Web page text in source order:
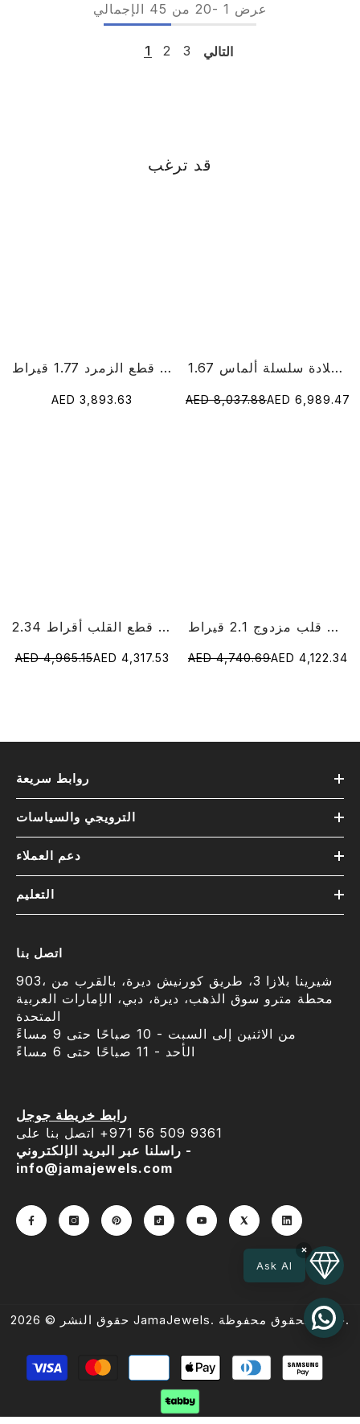
عرض 1
-
20 من 45 الإجمالي
1 2 3 التالي
قد ترغب
خاتم الماس قطع الزمرد 1.77 قيراط
AED 3,893.63
1.67 قيراط قلادة سلسلة ألماس RoundCut Lab
AED 8,037.88AED 6,989.47
2.34 قيراط مختبر الماس قطع القلب أقراط
AED 4,965.15AED 4,317.53
خاتم الماس على شكل قلب مزدوج 2.1 قيراط
AED 4,740.69AED 4,122.34
×
Ask AI
روابط سريعة
الترويجي والسياسات
دعم العملاء
التعليم
اتصل بنا
903، شيرينا بلازا 3، طريق كورنيش ديرة، بالقرب من
محطة مترو سوق الذهب، ديرة، دبي، الإمارات العربية
المتحدة
من الاثنين إلى السبت - 10 صباحًا حتى 9 مساءً
الأحد - 11 صباحًا حتى 6 مساءً
رابط خريطة جوجل
اتصل بنا على ‎+971 56 509 9361
راسلنا عبر البريد الإلكتروني -
info@jamajewels.com
حقوق النشر © 2026 JamaJewels. جميع الحقوق محفوظة.
طرق
الدفع